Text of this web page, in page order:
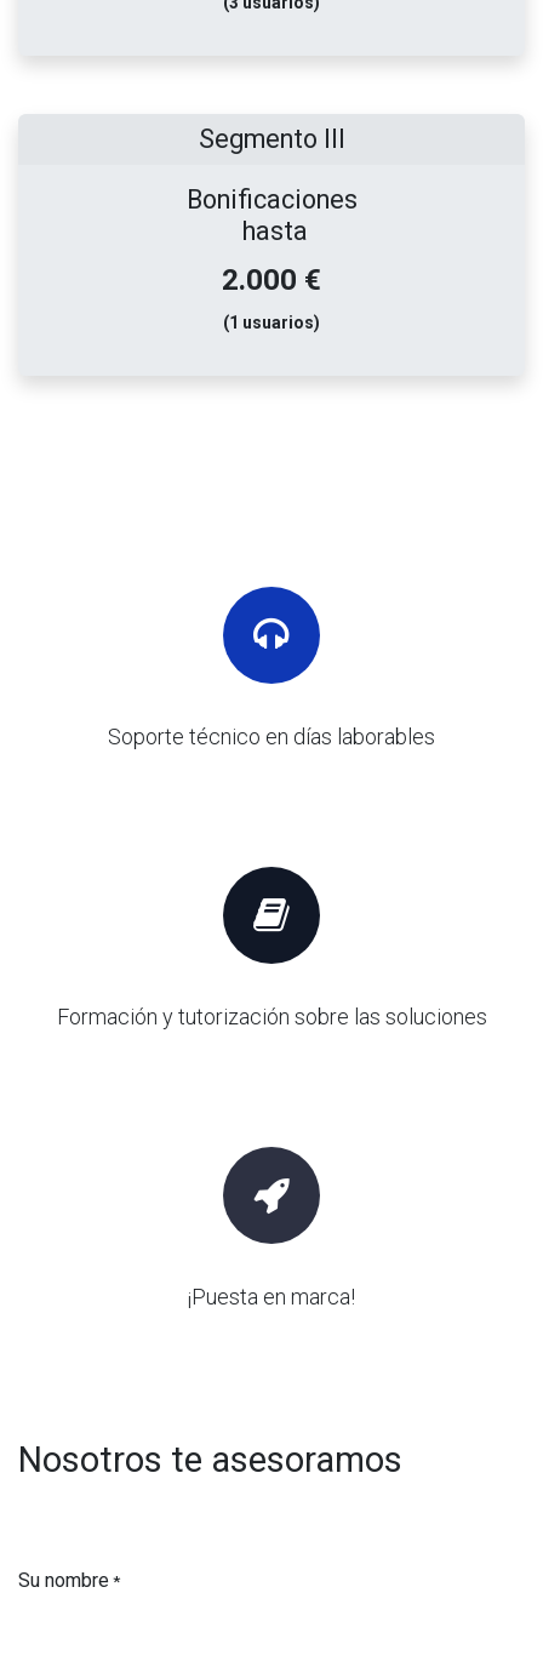
Segmento III
Bonificaciones
hasta
2.000 €
(1 usuarios)
Soporte técnico en días laborables
Formación y tutorización sobre las soluciones
¡Puesta en marca!
Nosotros te asesoramos
Su nombre*